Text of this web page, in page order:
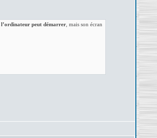
l’ordinateur peut démarrer, mais son écran